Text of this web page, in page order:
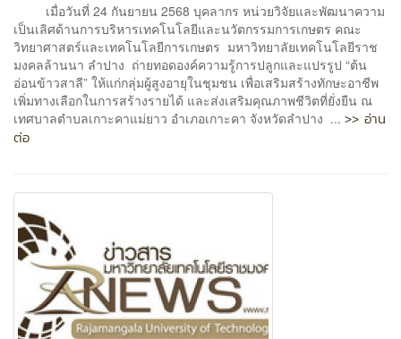
เมื่อวันที่ 24 กันยายน 2568 บุคลากร หน่วยวิจัยและพัฒนาความ
เป็นเลิศด้านการบริหารเทคโนโลยีและนวัตกรรมการเกษตร คณะ
วิทยาศาสตร์และเทคโนโลยีการเกษตร มหาวิทยาลัยเทคโนโลยีราช
มงคลล้านนา ลำปาง ถ่ายทอดองค์ความรู้การปลูกและแปรรูป “ต้น
อ่อนข้าวสาลี” ให้แก่กลุ่มผู้สูงอายุในชุมชน เพื่อเสริมสร้างทักษะอาชีพ
เพิ่มทางเลือกในการสร้างรายได้ และส่งเสริมคุณภาพชีวิตที่ยั่งยืน ณ
เทศบาลตำบลเกาะคาแม่ยาว อำเภอเกาะคา จังหวัดลำปาง ... >> อ่าน
ต่อ